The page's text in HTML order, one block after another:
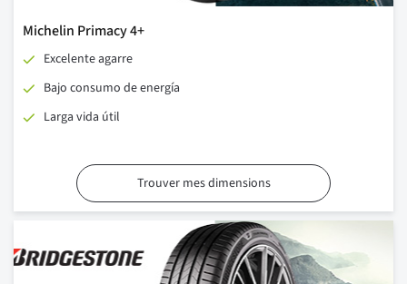
Michelin Primacy 4+
Excelente agarre
Bajo consumo de energía
Larga vida útil
Trouver mes dimensions